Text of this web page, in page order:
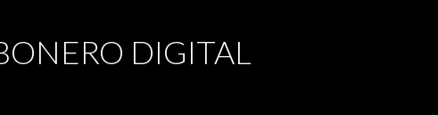
DIGITAL